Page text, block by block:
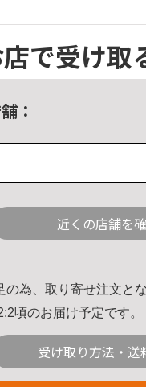
で受け取
：
近くの店舗を
の為、取り寄せ注文とな
頃のお届け予定です。
受け取り方法・送